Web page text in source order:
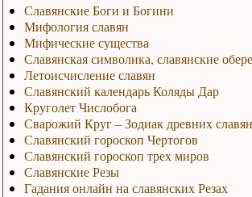
Славянские Боги и Богини
Мифология славян
Мифические существа
Славянская символика, славянские
Летоисчисление славян
Славянский календарь Коляды Дар
Круголет Числобога
Сварожий Круг – Зодиак древних славян
Славянский гороскоп Чертогов
Славянский гороскоп трех миров
Славянские Резы
Гадания онлайн на славянских Резах